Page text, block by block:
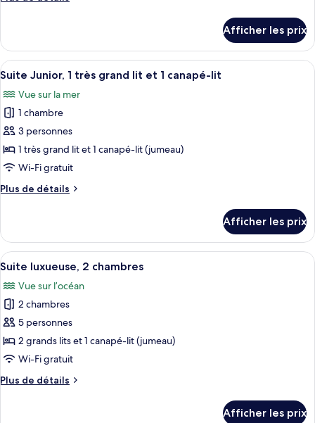
chambre :
2
grands
Chambre
luxueuse,
2
lits
Afficher les prix
Afficher
toutes
les
photos
pour
ce
type
chambre :
très
lit
et
1
canapé-
lit
Une chambre d’hôtel avec un lit,
6
Suite Junior, 1 très grand lit et 1 canapé-lit
Vue sur la mer
1 chambre
3 personnes
1 très grand lit et 1 canapé-lit (jumeau)
Wi-Fi gratuit
Plus de détails
Plus
Suite
Junior,
1
grand
lit
et
canapé-
lit
Afficher les prix
Afficher
toutes
les
photos
pour
ce
type
chambre :
Un salon moderne avec un canapé,
10
Suite luxueuse, 2 chambres
Vue sur l’océan
2 chambres
5 personnes
2 grands lits et 1 canapé-lit (jumeau)
Wi-Fi gratuit
Plus de détails
Plus
Afficher les prix